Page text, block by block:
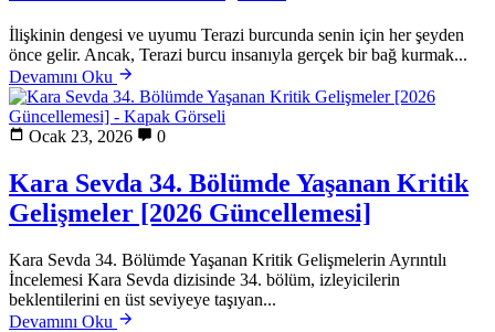
İlişkinin dengesi ve uyumu Terazi burcunda senin için her şeyden
önce gelir. Ancak, Terazi burcu insanıyla gerçek bir bağ kurmak...
Devamını Oku
Ocak 23, 2026 0
Kara Sevda 34. Bölümde Yaşanan Kritik
Gelişmeler [2026 Güncellemesi]
Kara Sevda 34. Bölümde Yaşanan Kritik Gelişmelerin Ayrıntılı
İncelemesi Kara Sevda dizisinde 34. bölüm, izleyicilerin
beklentilerini en üst seviyeye taşıyan...
Devamını Oku